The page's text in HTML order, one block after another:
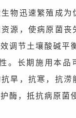
物迅速繁殖成为
源，使病原菌丧
调节土壤酸碱平
。长期施用本品
旱，抗寒，抗涝
酶，抵抗病原菌